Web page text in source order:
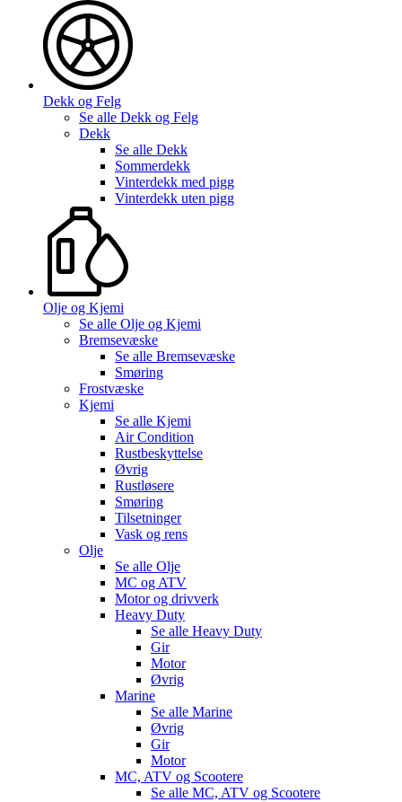
Dekk og Felg
Se alle Dekk og Felg
Dekk
Se alle Dekk
Sommerdekk
Vinterdekk med pigg
Vinterdekk uten pigg
Olje og Kjemi
Se alle Olje og Kjemi
Bremsevæske
Se alle Bremsevæske
Smøring
Frostvæske
Kjemi
Se alle Kjemi
Air Condition
Rustbeskyttelse
Øvrig
Rustløsere
Smøring
Tilsetninger
Vask og rens
Olje
Se alle Olje
MC og ATV
Motor og drivverk
Heavy Duty
Se alle Heavy Duty
Gir
Motor
Øvrig
Marine
Se alle Marine
Øvrig
Gir
Motor
MC, ATV og Scootere
Se alle MC, ATV og Scootere